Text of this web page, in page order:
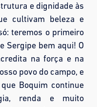
e dignidade às
cultivam beleza e
teremos o primeiro
Sergipe bem aqui! O
na força e na
povo do campo, e
Boquim continue
renda e muito